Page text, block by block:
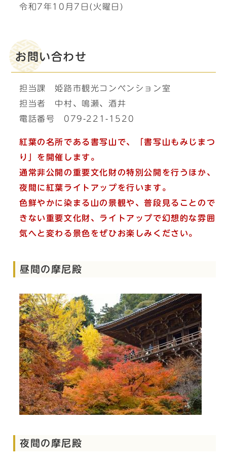
令和7年10月7日(火曜日)
お問い合わせ
担当課 姫路市観光コンベンション室
担当者 中村、鳴瀬、酒井
電話番号 079-221-1520
紅葉の名所である書写山で、
「書写山もみじまつ
り」を開催します。
通常非公開の重要文化財の特別公開を行うほか、
夜間に紅葉ライトアップを行います。
色鮮やかに染まる山の景観や、普段見ることので
きない重要文化財、ライトアップで幻想的な雰囲
気へと変わる景色をぜひお楽しみください。
昼間の摩尼殿
夜間の摩尼殿